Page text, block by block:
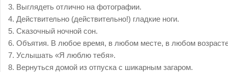
3. Выглядеть отлично на фотографии.
4. Действительно (действительно!) гладкие ноги.
5. Сказочный ночной сон.
6. Объятия. В любое время, в любом месте, в любом
7. Услышать «Я люблю тебя».
8. Вернуться домой из отпуска с шикарным загаром.